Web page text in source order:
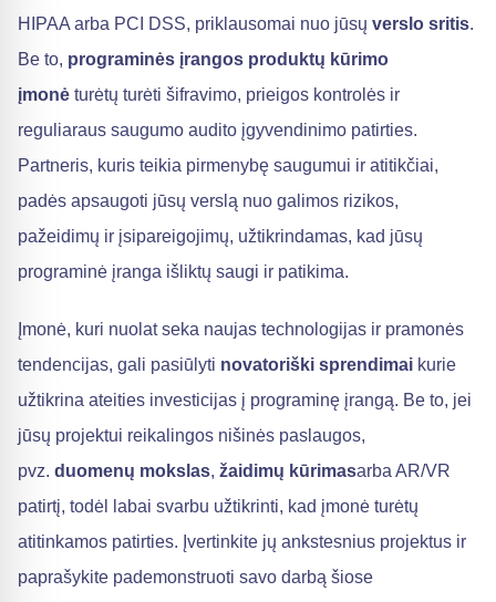
HIPAA arba PCI DSS, priklausomai nuo jūsų verslo sritis.
Be to, programinės įrangos produktų kūrimo
įmonė turėtų turėti šifravimo, prieigos kontrolės ir
reguliaraus saugumo audito įgyvendinimo patirties.
Partneris, kuris teikia pirmenybę saugumui ir atitikčiai,
padės apsaugoti jūsų verslą nuo galimos rizikos,
pažeidimų ir įsipareigojimų, užtikrindamas, kad jūsų
programinė įranga išliktų saugi ir patikima.
Įmonė, kuri nuolat seka naujas technologijas ir pramonės
tendencijas, gali pasiūlyti novatoriški sprendimai kurie
užtikrina ateities investicijas į programinę įrangą. Be to, jei
jūsų projektui reikalingos nišinės paslaugos,
pvz. duomenų mokslas, žaidimų kūrimasarba AR/VR
patirtį, todėl labai svarbu užtikrinti, kad įmonė turėtų
atitinkamos patirties. Įvertinkite jų ankstesnius projektus ir
paprašykite pademonstruoti savo darbą šiose